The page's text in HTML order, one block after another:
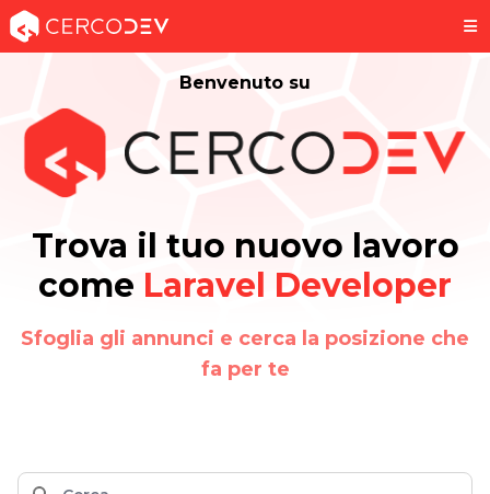
Benvenuto su
Trova il tuo nuovo lavoro
come Laravel Developer
Sfoglia gli annunci e cerca la posizione che
fa per te